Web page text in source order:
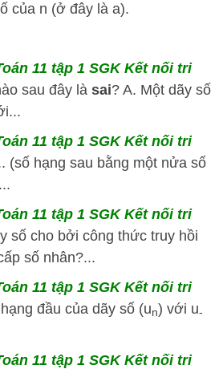
của n (ở đây là a).
11 tập 1 SGK Kết nối tri
sau đây là sai? A. Một dãy số
11 tập 1 SGK Kết nối tri
(số hạng sau bằng một nửa số
11 tập 1 SGK Kết nối tri
số cho bởi công thức truy hồi
số nhân?...
11 tập 1 SGK Kết nối tri
đầu của dãy số (un) với u­
11 tập 1 SGK Kết nối tri